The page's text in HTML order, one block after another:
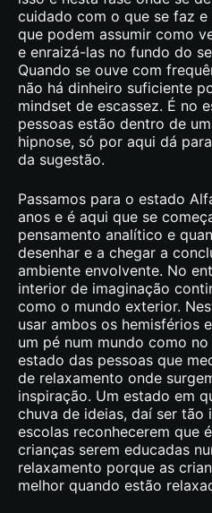
cuidado com o que se faz
que podem assumir como
e enraizá-las no fundo do
Quando se ouve com
não há dinheiro suficiente
mindset de escassez. É no
pessoas estão dentro de
hipnose, só por aqui dá
da sugestão.
Passamos para o estado
anos e é aqui que se
pensamento analítico e
desenhar e a chegar a
ambiente envolvente. No
interior de imaginação
como o mundo exterior.
usar ambos os hemisférios
um pé num mundo como
estado das pessoas que
de relaxamento onde
inspiração. Um estado em
chuva de ideias, daí ser tão
escolas reconhecerem que
crianças serem educadas
relaxamento porque as
melhor quando estão